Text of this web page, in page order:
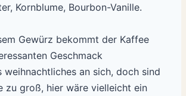
Kornblume, Bourbon-Vanille.
Gewürz bekommt der Kaffee
Geschmack
weihnachtliches an sich, doch sind
zu groß, hier wäre vielleicht ein